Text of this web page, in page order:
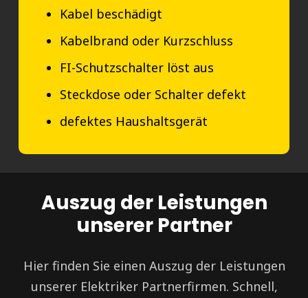
Kabel beschädigt
Kabelbrand oder Kurzschluss
FI-Schutzschalter löst aus
Steckdose oder Schalter defekt
defektes Haushaltsgerät
Auszug der Leistungen
unserer Partner
Hier finden Sie einen Auszug der Leistungen
unserer Elektriker Partnerfirmen. Schnell,